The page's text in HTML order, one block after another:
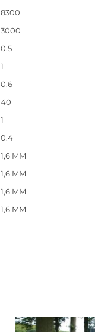
8300
3000
0.5
1
0.6
40
1
0.4
1,6 MM
1,6 MM
1,6 MM
1,6 MM